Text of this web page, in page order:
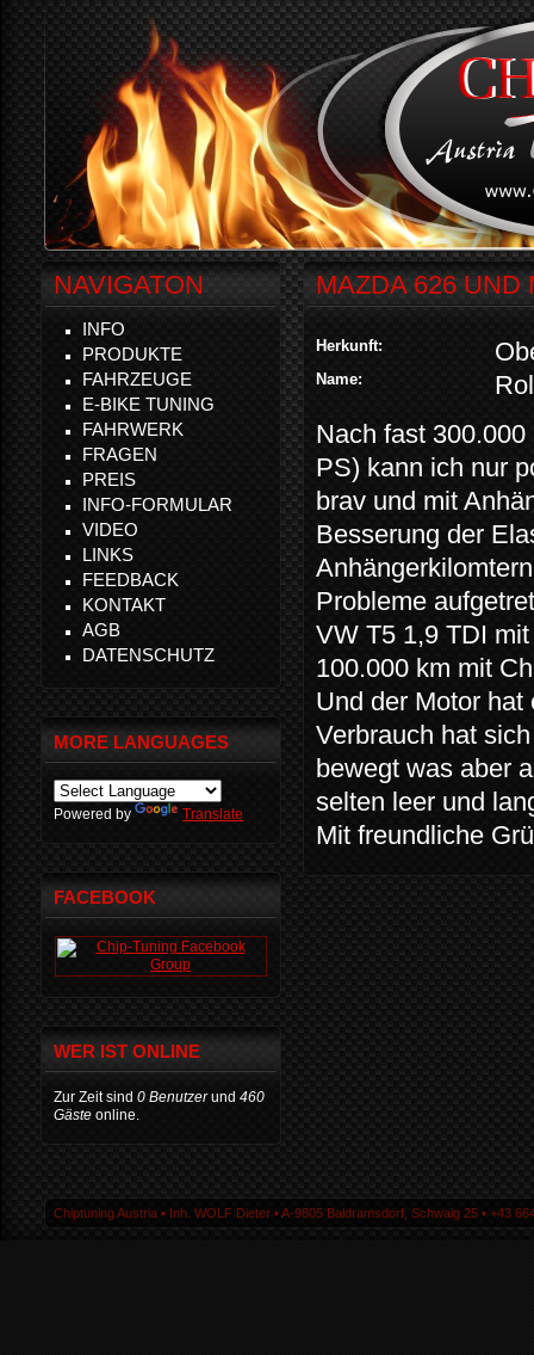
MAZDA 626 UND
Herkunft:
Name:
Nach fast
PS) kann ich nur
brav und mit
Besserung der
Probleme
VW T5 1,9 TDI
100.000 km mit
Und der Motor
Verbrauch hat
bewegt was aber
selten leer und
Mit freundliche
NAVIGATON
INFO
PRODUKTE
FAHRZEUGE
E-BIKE TUNING
FAHRWERK
FRAGEN
PREIS
INFO-FORMULAR
VIDEO
LINKS
FEEDBACK
KONTAKT
AGB
DATENSCHUTZ
MORE LANGUAGES
Powered by Translate
FACEBOOK
WER IST ONLINE
Zur Zeit sind 0 Benutzerund 460
Gäste online.
Chiptuning Austria ▪ Inh. WOLF Dieter ▪ A-9805 Baldramsdorf, Schwaig 25 ▪ +43